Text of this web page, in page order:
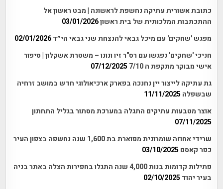
כתובת אשורית עתיקה נחשפת לראשונה | מבט ראשון אל
ההתכתבות המלכותית של בית ראשון03/01/2026
מפגש 'שחקים' עם מיכל גבאי להנצחת שני גבאי הי״ד 02/01/2026
חניכי 'שחקים' נפגשו עם רס"ר זיו ונונו – משטרת אשקלון | סיפור
אישי מבוקר מתקפת ה 7/10
07/12/2025
גת עתיקה לייצור יין נחנכה בפארק ארכיאולוגי חדש במושב זרחיה
שבשפלה 11/11/2025
אוצר מטבעות עתיקים התגלה במערכת מסתור בגליל התחתון
07/11/2025
שרידי אחוזה שומרונית מפוארת בת 1,600 שנה נחשפה בצפון העיר
כפר קאסם 03/10/2025
פתילות קדומות בנות 4,000 שנה התגלו בחפירות הצלה באתר בניה
בעיר יהוד 02/10/2025